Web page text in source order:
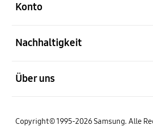
Konto
Nachhaltigkeit
Über uns
Copyright© 1995-2026 Samsung. Alle